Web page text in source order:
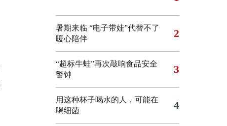
暑期来临 “电子带娃”代替不了
暖心陪伴
2
“超标牛蛙”再次敲响食品安全
警钟
3
用这种杯子喝水的人，可能在
喝细菌
4